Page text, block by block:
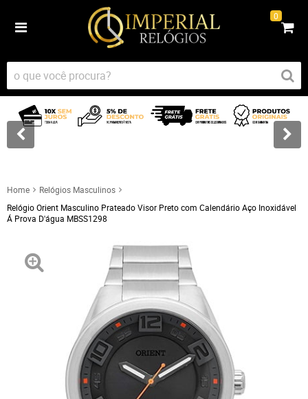
0
Home
Relógios Masculinos
Relógio Orient Masculino Prateado Visor Preto com Calendário Aço Inoxidável
Á Prova D'água MBSS1298